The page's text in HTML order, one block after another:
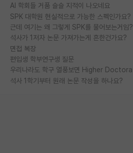
AI 학회들 거품 슬슬 지적이 나오네요
SPK 대학원 현실적으로 가능한 스펙인가요?
근데 여기는 왜 그렇게 SPK를 물어보는거임?
석사가 1저자 논문 가져가는게 흔한건가요?
면접 복장
편입생 학부연구생 질문
석사 1학기부터 원래 논문 작성을 하나요?